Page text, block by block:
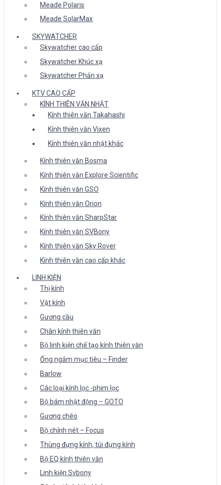
Meade Polaris
Meade SolarMax
SKYWATCHER
Skywatcher cao cấp
Skywatcher Khúc xạ
Skywatcher Phản xạ
KTV CAO CẤP
KÍNH THIÊN VĂN NHẬT
Kính thiên văn Takahashi
Kính thiên văn Vixen
Kính thiên văn nhật khác
Kính thiên văn Bosma
Kính thiên văn Explore Scientific
Kính thiên văn GSO
Kính thiên văn Orion
Kính thiên văn SharpStar
Kính thiên văn SVBony
Kính thiên văn Sky Rover
Kính thiên văn cao cấp khác
LINH KIỆN
Thị kính
Vật kính
Gương cầu
Chân kính thiên văn
Bộ linh kiện chế tạo kính thiên văn
Ống ngắm mục tiêu – Finder
Barlow
Các loại kính lọc -phim lọc
Bộ bám nhật động – GOTO
Gương chéo
Bộ chỉnh nét – Focus
Thùng đựng kính, túi đựng kính
Bộ EQ kính thiên văn
Linh kiện Svbony